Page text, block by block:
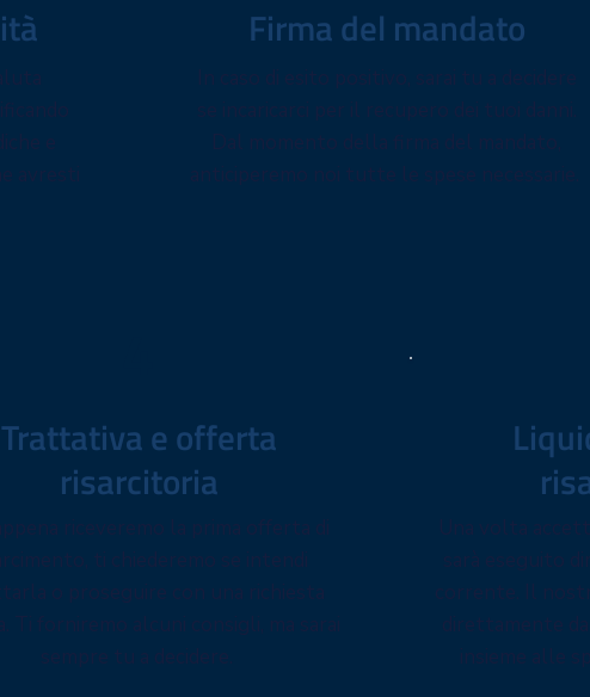
Firma del mandato
Trattativa e offerta
risarcitoria